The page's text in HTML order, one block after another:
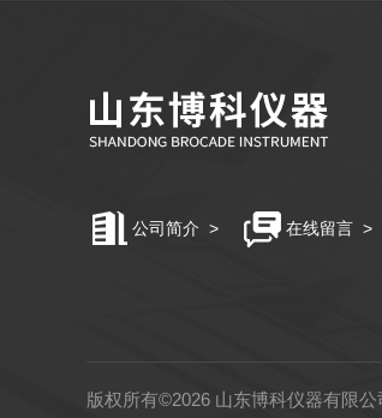
公司简介 > 在线留言 >
版权所有©2026 山东博科仪器有限